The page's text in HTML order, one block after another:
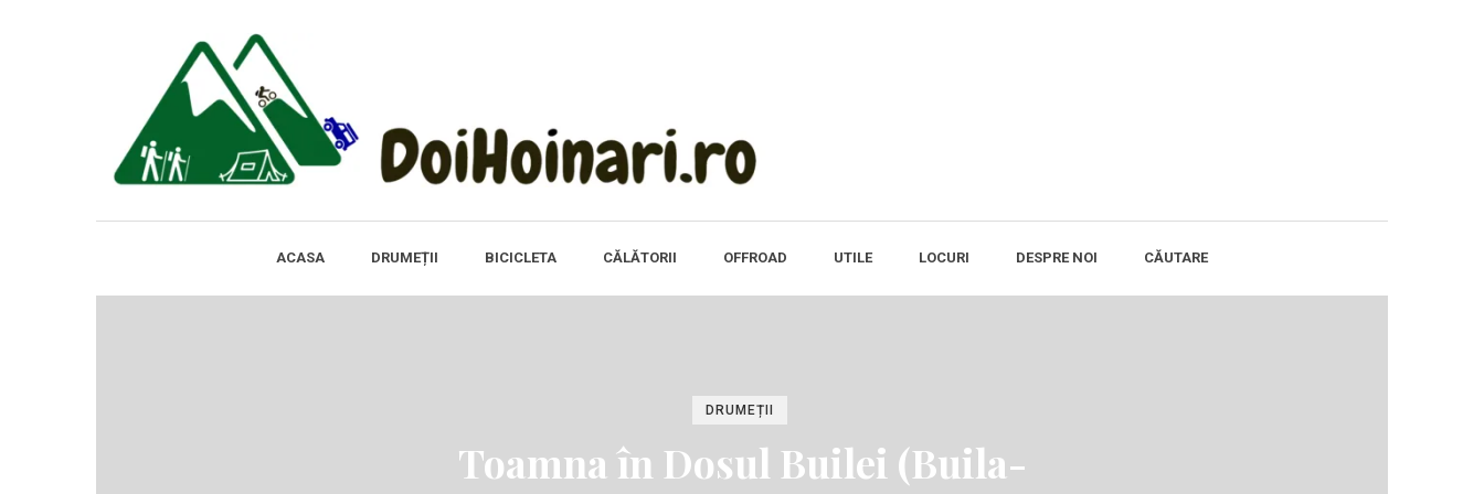
ACASA DRUMEȚII BICICLETA CĂLĂTORII OFFROAD UTILE LOCURI DESPRE NOI CĂUTARE
DRUMEȚII
Toamna în Dosul Builei (Buila-